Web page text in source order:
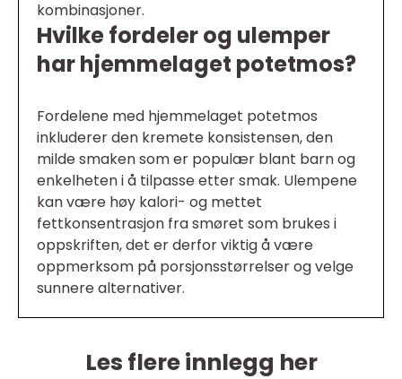
kombinasjoner.
Hvilke fordeler og ulemper
har hjemmelaget potetmos?
Fordelene med hjemmelaget potetmos
inkluderer den kremete konsistensen, den
milde smaken som er populær blant barn og
enkelheten i å tilpasse etter smak. Ulempene
kan være høy kalori- og mettet
fettkonsentrasjon fra smøret som brukes i
oppskriften, det er derfor viktig å være
oppmerksom på porsjonsstørrelser og velge
sunnere alternativer.
Les flere innlegg her